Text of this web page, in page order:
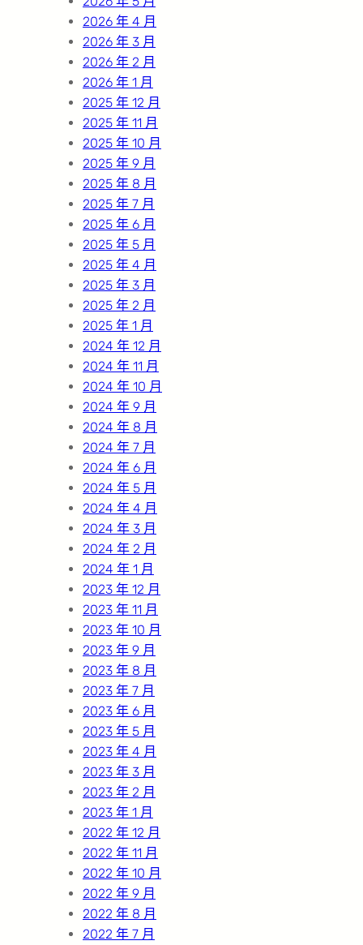
2026 年 4 月
2026 年 3 月
2026 年 2 月
2026 年 1 月
2025 年 12 月
2025 年 11 月
2025 年 10 月
2025 年 9 月
2025 年 8 月
2025 年 7 月
2025 年 6 月
2025 年 5 月
2025 年 4 月
2025 年 3 月
2025 年 2 月
2025 年 1 月
2024 年 12 月
2024 年 11 月
2024 年 10 月
2024 年 9 月
2024 年 8 月
2024 年 7 月
2024 年 6 月
2024 年 5 月
2024 年 4 月
2024 年 3 月
2024 年 2 月
2024 年 1 月
2023 年 12 月
2023 年 11 月
2023 年 10 月
2023 年 9 月
2023 年 8 月
2023 年 7 月
2023 年 6 月
2023 年 5 月
2023 年 4 月
2023 年 3 月
2023 年 2 月
2023 年 1 月
2022 年 12 月
2022 年 11 月
2022 年 10 月
2022 年 9 月
2022 年 8 月
2022 年 7 月